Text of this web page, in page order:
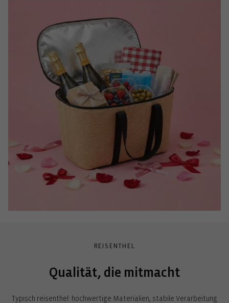
REISENTHEL
Qualität, die mitmacht
Typisch reisenthel: hochwertige Materialien, stabile Verarbeitung